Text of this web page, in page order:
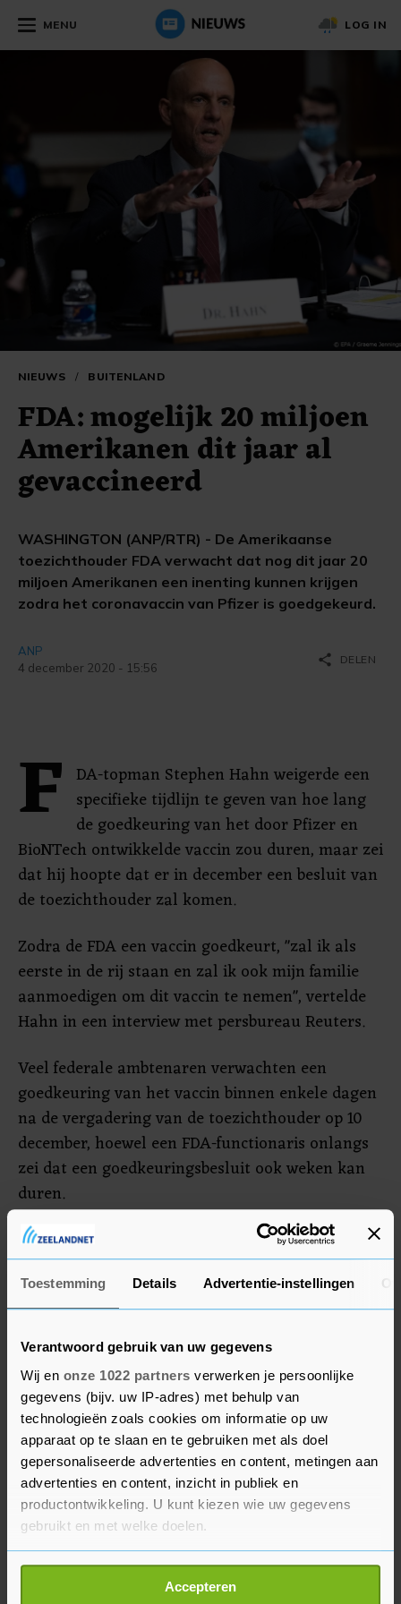
Toestemming Details Advertentie-instellingen
Verantwoord gebruik van uw gegevens
Wij en onze 1022 partners verwerken je persoonlijke
gegevens (bijv. uw IP-adres) met behulp van
technologieën zoals cookies om informatie op uw
apparaat op te slaan en te gebruiken met als doel
gepersonaliseerde advertenties en content, metingen aan
advertenties en content, inzicht in publiek en
productontwikkeling. U kunt kiezen wie uw gegevens
gebruikt en met welke doelen.
Als u het toestaat, willen we ook graag:
Informatie verzamelen over uw geografische
Accepteren
MENU LOG IN
NIEUWS / BUITENLAND
FDA: mogelijk 20 miljoen
Amerikanen dit jaar al
gevaccineerd
WASHINGTON (ANP/RTR) - De Amerikaanse
toezichthouder FDA verwacht dat nog dit jaar 20
miljoen Amerikanen een inenting kunnen krijgen
zodra het coronavaccin van Pfizer is goedgekeurd.
ANP
4 december 2020 - 15:56
share DELEN
F DA-topman Stephen Hahn weigerde een
specifieke tijdlijn te geven van hoe lang
de goedkeuring van het door Pfizer en
BioNTech ontwikkelde vaccin zou duren, maar zei
dat hij hoopte dat er in december een besluit van
de toezichthouder zal komen.
Zodra de FDA een vaccin goedkeurt, "zal ik als
eerste in de rij staan en zal ik ook mijn familie
aanmoedigen om dit vaccin te nemen", vertelde
Hahn in een interview met persbureau Reuters.
Veel federale ambtenaren verwachten een
goedkeuring van het vaccin binnen enkele dagen
na de vergadering van de toezichthouder op 10
december, hoewel een FDA-functionaris onlangs
zei dat een goedkeuringsbesluit ook weken kan
duren.
Hahn zei dat hij niet met de gekozen president
Joe Biden had gesproken.